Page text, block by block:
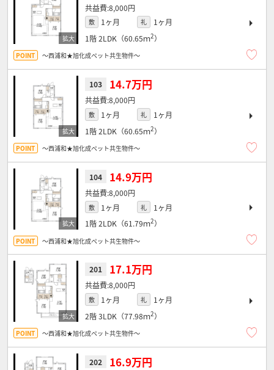
8,000円
敷 1ヶ月 礼
1ヶ月
1階2LDK（60.65ｍ2）
～西浦和★旭化成ペット共生物件～
103 14.7万円
8,000円
敷 1ヶ月 礼
1ヶ月
1階2LDK（60.65ｍ2）
～西浦和★旭化成ペット共生物件～
104 14.9万円
8,000円
敷 1ヶ月 礼
1ヶ月
1階2LDK（61.79ｍ2）
～西浦和★旭化成ペット共生物件～
201 17.1万円
8,000円
敷 1ヶ月 礼
1ヶ月
2階3LDK（77.98ｍ2）
～西浦和★旭化成ペット共生物件～
202 16.9万円